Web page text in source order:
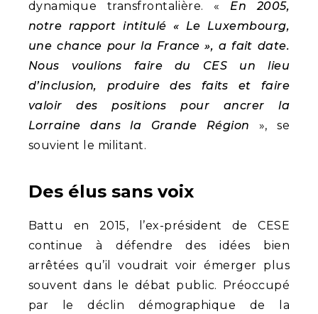
dynamique transfrontalière. « En 2005,
notre rapport intitulé « Le Luxembourg,
une chance pour la France », a fait date.
Nous voulions faire du CES un lieu
d’inclusion, produire des faits et faire
valoir des positions pour ancrer la
Lorraine dans la Grande Région », se
souvient le militant.
Des élus sans voix
Battu en 2015, l’ex-président de CESE
continue à défendre des idées bien
arrêtées qu’il voudrait voir émerger plus
souvent dans le débat public. Préoccupé
par le déclin démographique de la